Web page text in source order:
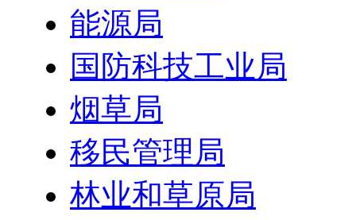
能源局
国防科技工业局
烟草局
移民管理局
林业和草原局